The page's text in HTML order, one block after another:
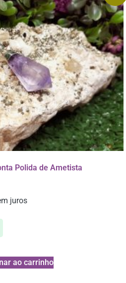
Polida de Ametista
juros
ao carrinho